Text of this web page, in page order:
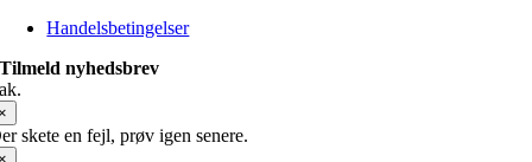
Handelsbetingelser
Tilmeld nyhedsbrev
skete en fejl, prøv igen senere.